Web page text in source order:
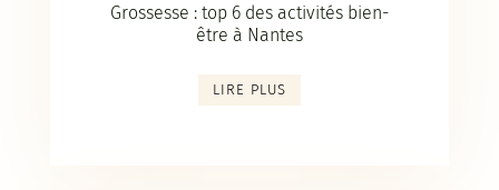
Grossesse : top 6 des activités bien-
être à Nantes
LIRE PLUS